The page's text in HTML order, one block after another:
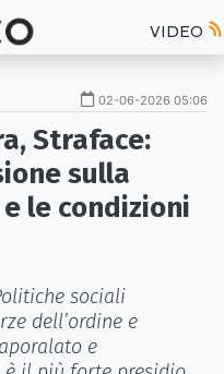
VIDEO
02-06-2026 05:06
Straface:
sulla
le condizioni
sociali
dell’ordine e
e